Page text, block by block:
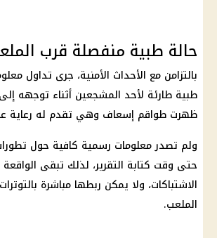
حالة طبية منفصلة قرب
بالتزامن مع الأحداث الأمنية، جرى تداول
طبية طارئة لأحد المشجعين أثناء توجهه
ظهرت طواقم إسعاف وهي تقدم له رعاية
ولم تصدر معلومات رسمية كافية حول
حتى وقت كتابة التقرير، لذلك تبقى
الاشتباكات، ولا يمكن ربطها مباشرة
الملعب.